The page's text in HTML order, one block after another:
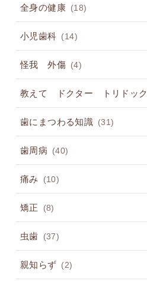
全身の健康 (18)
小児歯科 (14)
怪我 外傷 (4)
教えて ドクター トリドック
歯にまつわる知識 (31)
歯周病 (40)
痛み (10)
矯正 (8)
虫歯 (37)
親知らず (2)